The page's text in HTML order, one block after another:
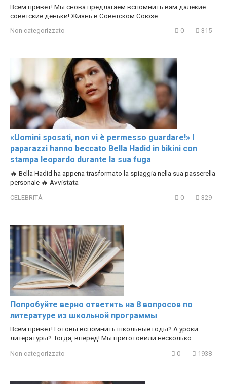
Всем привет! Мы снова предлагаем вспомнить вам далекие
советские деньки! Жизнь в Советском Союзе
Non categorizzato 0 315
«Uomini sposati, non vi è permesso guardare!» I
paparazzi hanno beccato Bella Hadid in bikini con
stampa leopardo durante la sua fuga
🔥 Bella Hadid ha appena trasformato la spiaggia nella sua passerella
personale 🔥 Avvistata
CELEBRITÀ 0 329
Попробуйте верно ответить на 8 вопросов по
литературе из школьной программы
Всем привет! Готовы вспомнить школьные годы? А уроки
литературы? Тогда, вперёд! Мы приготовили несколько
Non categorizzato 0 1938